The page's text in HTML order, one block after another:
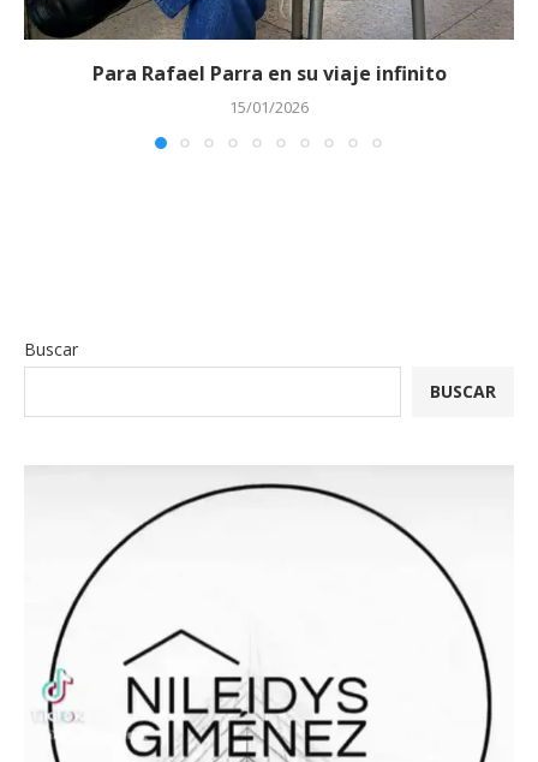
Para Rafael Parra en su viaje infinito
15/01/2026
Buscar
BUSCAR